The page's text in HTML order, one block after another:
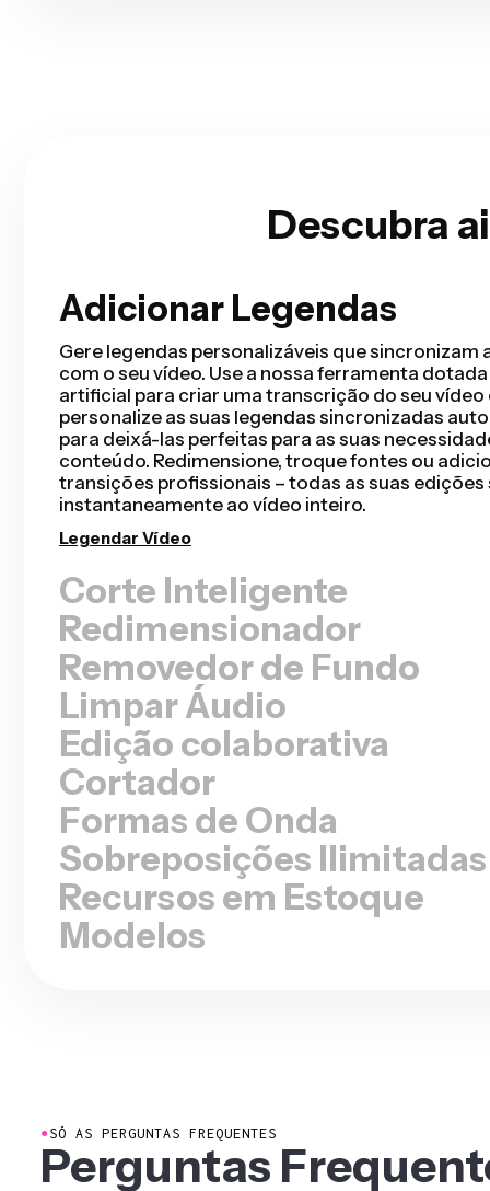
Descubra
Adicionar Legendas
Corte Inteligente
O Corte Inteligente automatiza o seu processo
detectando e removendo silêncios do seu vídeo
segundos. Você vai economizar horas de edição
rascunho mais rápido do que nunca para vídeos
cabeça, apresentações gravadas, tutoriais,
edições nunca foram tão perfeitas.
Remover Silêncios
Redimensionador
Removedor de Fundo
Limpar Áudio
Edição colaborativa
Cortador
Formas de Onda
Sobreposições Ilimitadas
Recursos em Estoque
Modelos
Perguntas
Temos respostas para as perguntas mais comuns que
nossos usuários fazem.